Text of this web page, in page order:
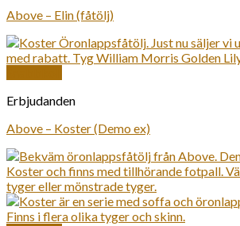
Above – Elin (fåtölj)
Erbjudanden
Above – Koster (Demo ex)